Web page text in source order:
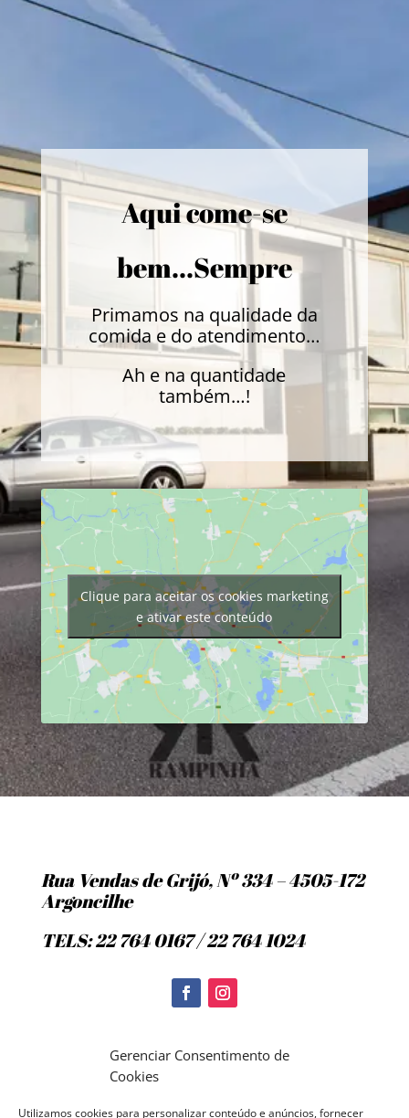
Gerenciar Consentimento de
Cookies
Utilizamos cookies para personalizar conteúdo e anúncios, fornecer
Aqui come-se
bem...Sempre
Primamos na qualidade da
comida e do atendimento…
Ah e na quantidade
também…!
Clique para aceitar os cookies marketing
e ativar este conteúdo
Rua Vendas de Grijó, Nº 334 – 4505-172
Argoncilhe
TELS: 22 764 0167 / 22 764 1024
Politica de Cookies